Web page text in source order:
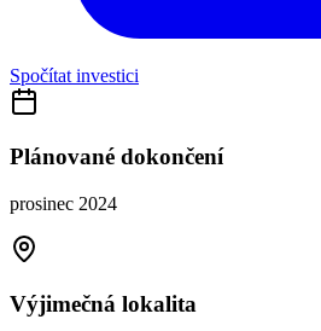
Spočítat investici
Plánované dokončení
prosinec 2024
Výjimečná lokalita